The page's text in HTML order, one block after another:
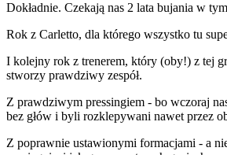
Dokładnie. Czekają nas 2 lata bujania w
Rok z Carletto, dla którego wszystko tu
I kolejny rok z trenerem, który (oby!) z tej
stworzy prawdziwy zespół.
Z prawdziwym pressingiem - bo wczoraj
bez głów i byli rozklepywani nawet przez
Z poprawnie ustawionymi formacjami - a